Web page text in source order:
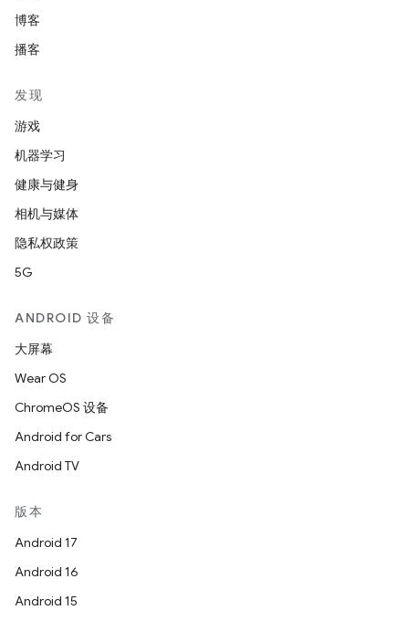
博客
播客
发现
游戏
机器学习
健康与健身
相机与媒体
隐私权政策
5G
ANDROID 设备
大屏幕
Wear OS
ChromeOS 设备
Android for Cars
Android TV
版本
Android 17
Android 16
Android 15